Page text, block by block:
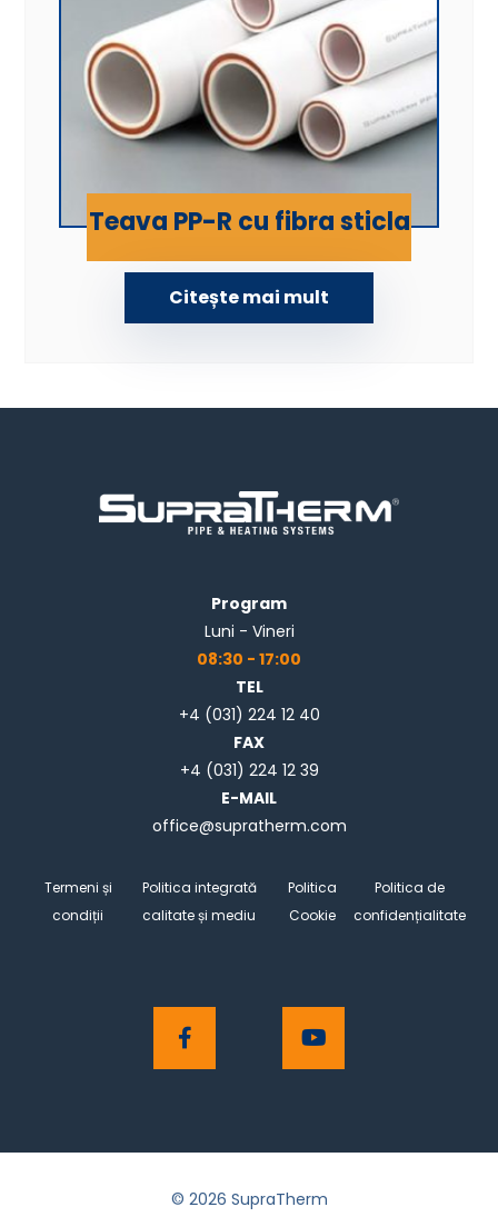
Teava PP-R cu fibra sticla
Citește mai mult
Program
Luni - Vineri
08:30 - 17:00
TEL
+4 (031) 224 12 40
FAX
+4 (031) 224 12 39
E-MAIL
office@supratherm.com
Termeni și
condiții
Politica integrată
calitate și mediu
Politica
Cookie
Politica de
confidențialitate
© 2026 SupraTherm